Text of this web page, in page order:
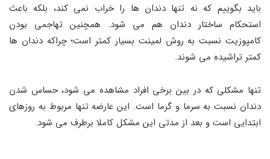
باید بگوییم که نه تنها دندان ها را خراب نمی کند، بلکه باعث
استحکام ساختار دندان هم می شود. همچنین تهاجمی بودن
کامپوزیت نسبت به روش لمینت بسیار کمتر است؛ چراکه دندان ها
کمتر تراشیده می شوند.
تنها مشکلی که در بین برخی افراد مشاهده می شود، حساس شدن
دندان نسبت به سرما و گرما است. این عارضه تنها مربوط به روزهای
ابتدایی است و بعد از مدتی این مشکل کاملا برطرف می شود.